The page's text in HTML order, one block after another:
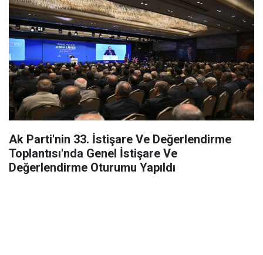
Ak Parti'nin 33. İstişare Ve Değerlendirme
Toplantısı'nda Genel İstişare Ve
Değerlendirme Oturumu Yapıldı